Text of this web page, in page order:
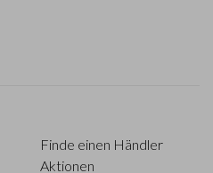
Finde einen Händler
Aktionen